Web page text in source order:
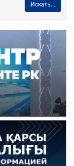
Искать...